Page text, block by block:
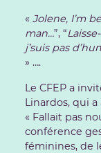
« Jolene, I’m
man…”, “
j’suis pas
» ….
Le CFEP a
Linardos, qui
« Fallait pas
conférence
féminines, de